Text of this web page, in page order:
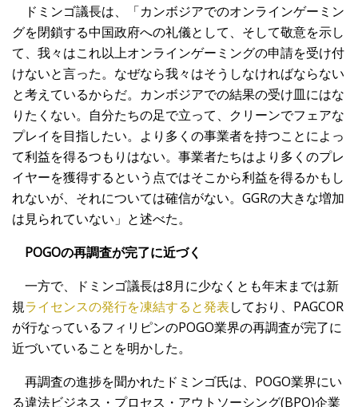
ドミンゴ議長は、「カンボジアでのオンラインゲーミン
グを閉鎖する中国政府への礼儀として、そして敬意を示し
て、我々はこれ以上オンラインゲーミングの申請を受け付
けないと言った。なぜなら我々はそうしなければならない
と考えているからだ。カンボジアでの結果の受け皿にはな
りたくない。自分たちの足で立って、クリーンでフェアな
プレイを目指したい。より多くの事業者を持つことによっ
て利益を得るつもりはない。事業者たちはより多くのプレ
イヤーを獲得するという点ではそこから利益を得るかもし
れないが、それについては確信がない。GGRの大きな増加
は見られていない」と述べた。
POGOの再調査が完了に近づく
一方で、ドミンゴ議長は8月に少なくとも年末までは新
規ライセンスの発行を凍結すると発表しており、PAGCOR
が行なっているフィリピンのPOGO業界の再調査が完了に
近づいていることを明かした。
再調査の進捗を聞かれたドミンゴ氏は、POGO業界にい
る違法ビジネス・プロセス・アウトソーシング(BPO)企業